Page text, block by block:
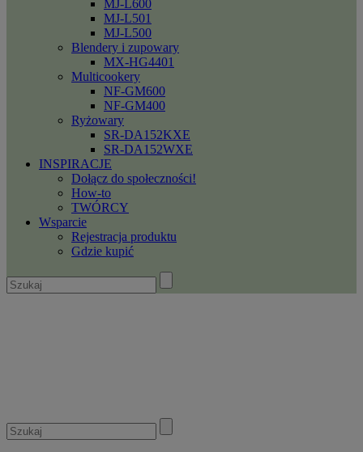
MJ-L600
MJ-L501
MJ-L500
Blendery i zupowary
MX-HG4401
Multicookery
NF-GM600
NF-GM400
Ryżowary
SR-DA152KXE
SR-DA152WXE
INSPIRACJE
Dołącz do społeczności!
How-to
TWÓRCY
Wsparcie
Rejestracja produktu
Gdzie kupić